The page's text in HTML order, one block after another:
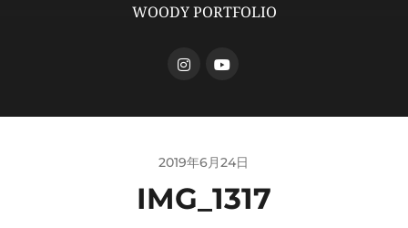
WOODY PORTFOLIO
2019年6月24日
IMG_1317